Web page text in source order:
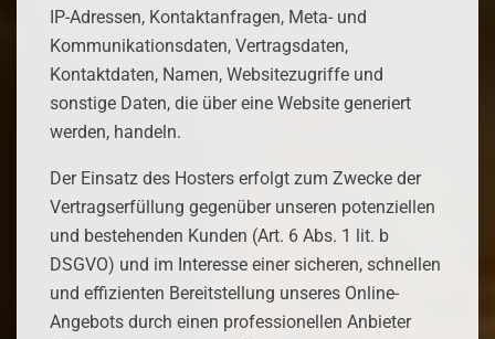
IP-Adressen, Kontaktanfragen, Meta- und
Kommunikationsdaten, Vertragsdaten,
Kontaktdaten, Namen, Websitezugriffe und
sonstige Daten, die über eine Website generiert
werden, handeln.
Der Einsatz des Hosters erfolgt zum Zwecke der
Vertragserfüllung gegenüber unseren potenziellen
und bestehenden Kunden (Art. 6 Abs. 1 lit. b
DSGVO) und im Interesse einer sicheren, schnellen
und effizienten Bereitstellung unseres Online-
Angebots durch einen professionellen Anbieter